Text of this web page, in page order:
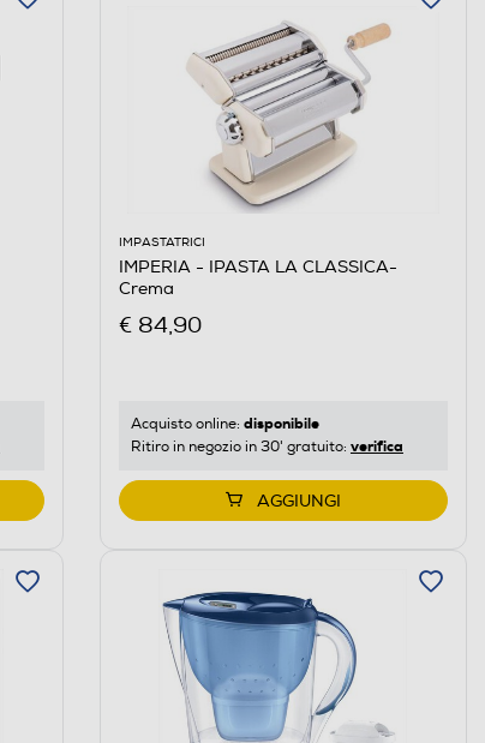
IMPASTATRICI
IMPERIA - IPASTA LA CLASSICA-
Crema
€ 84,90
Acquisto online: disponibile
Ritiro in negozio in 30' gratuito: verifica
AGGIUNGI